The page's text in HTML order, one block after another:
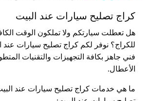
كراج تصليح سيارات عند البيت
هل تعطلت سيارتكم ولا تملكون الوقت
للكراج؟ نوفر لكم كراج تصليح سيارات عند
فني جاهز بكافة التجهيزات والتقنيات
الأعطال.
ما هي خدمات كراج تصليح سيارات عند